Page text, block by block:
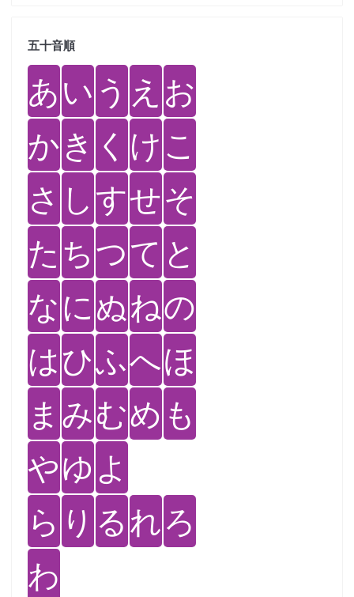
五十音順
あい う え お
かき く けこ
さ しすせそ
た ちつて と
なにぬねの
はひふへほ
ま みむめ も
やゆ よ
ら り るれろ
わ